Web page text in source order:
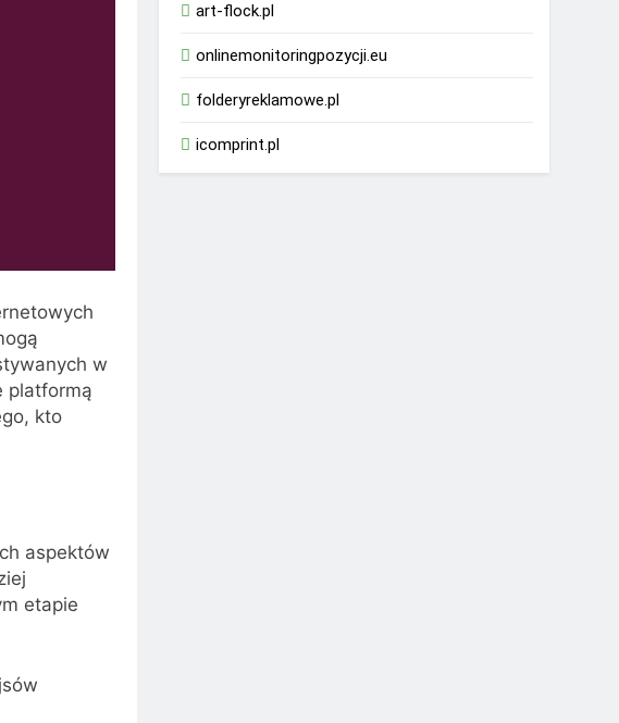
w
platformą
kto
aspektów
etapie
art-flock.pl
onlinemonitoringpozycji.eu
folderyreklamowe.pl
icomprint.pl